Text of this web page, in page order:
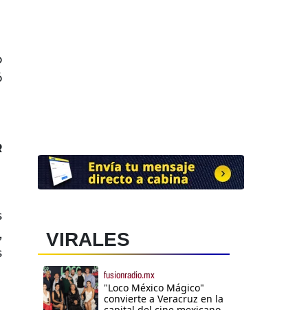
VIRALES
fusionradio.mx
"Loco México Mágico"
convierte a Veracruz en la